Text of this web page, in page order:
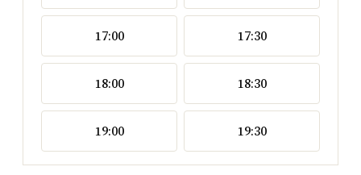
17:00 17:30
18:00 18:30
19:00 19:30